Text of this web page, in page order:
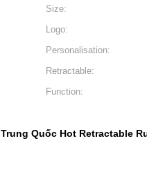
Size:
Logo:
Personalisation:
Retractable:
Function:
Trung Quốc Hot Retractable